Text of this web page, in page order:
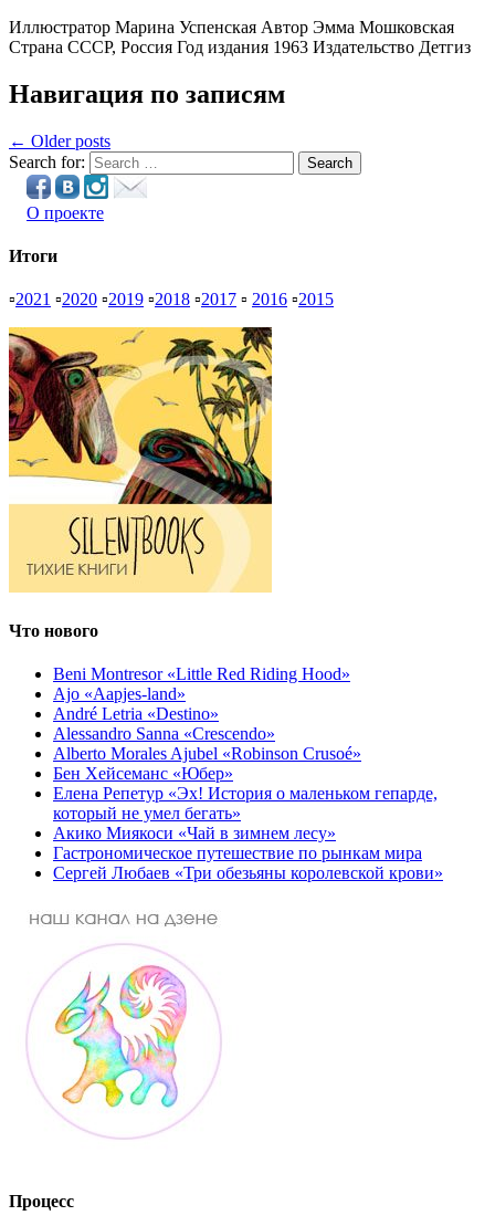
Иллюстратор Марина Успенская Автор Эмма Мошковская
Страна СССР, Россия Год издания 1963 Издательство Детгиз
Навигация по записям
← Older posts
Search for:
Search
О проекте
Итоги
▫2021 ▫2020 ▫2019 ▫2018 ▫2017 ▫ 2016 ▫2015
Что нового
Beni Montresor «Little Red Riding Hood»
Ajo «Aapjes-land»
André Letria «Destino»
Alessandro Sanna «Crescendo»
Alberto Morales Ajubel «Robinson Crusoé»
Бен Хейсеманс «Юбер»
Елена Репетур «Эх! История о маленьком гепарде,
который не умел бегать»
Акико Миякоси «Чай в зимнем лесу»
Гастрономическое путешествие по рынкам мира
Сергей Любаев «Три обезьяны королевской крови»
Процесс